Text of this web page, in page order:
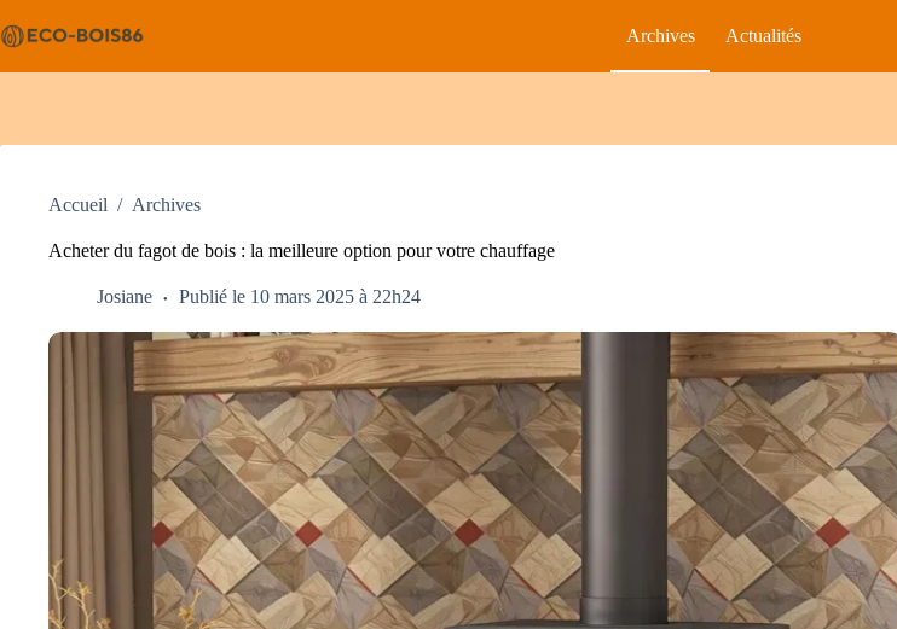
au
contenu
Archives Actualités
Accueil / Archives
Acheter du fagot de bois : la meilleure option pour votre chauffage
Josiane Publié le 10 mars 2025 à 22h24